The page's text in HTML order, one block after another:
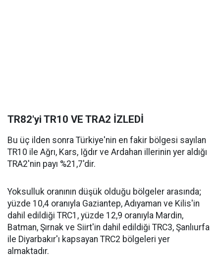
TR82'yi TR10 VE TRA2 İZLEDİ
Bu üç ilden sonra Türkiye'nin en fakir bölgesi sayılan
TR10 ile Ağrı, Kars, Iğdır ve Ardahan illerinin yer aldığı
TRA2'nin payı %21,7'dir.
Yoksulluk oranının düşük olduğu bölgeler arasında;
yüzde 10,4 oranıyla Gaziantep, Adıyaman ve Kilis'in
dahil edildiği TRC1, yüzde 12,9 oranıyla Mardin,
Batman, Şırnak ve Siirt'in dahil edildiği TRC3, Şanlıurfa
ile Diyarbakır'ı kapsayan TRC2 bölgeleri yer
almaktadır.